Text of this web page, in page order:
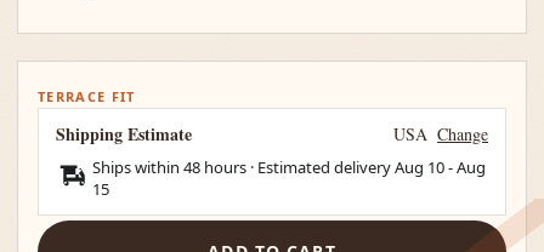
TERRACE FIT
Shipping Estimate USA Change
Ships within 48 hours · Estimated deliveryAug 10-Aug
15